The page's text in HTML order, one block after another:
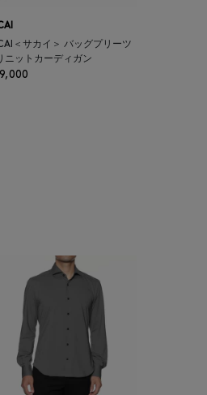
＜サカイ＞ バッグプリーツ
ニットカーディガン